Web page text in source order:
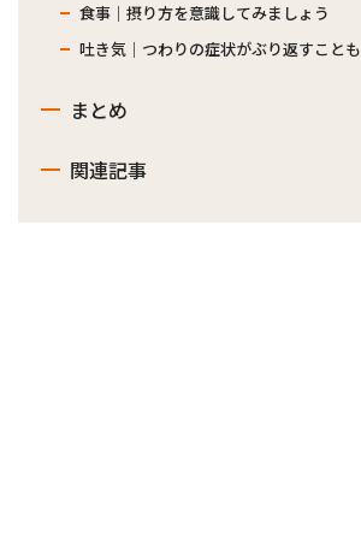
食事｜摂り方を意識してみましょう
吐き気｜つわりの症状がぶり返すことも
まとめ
関連記事